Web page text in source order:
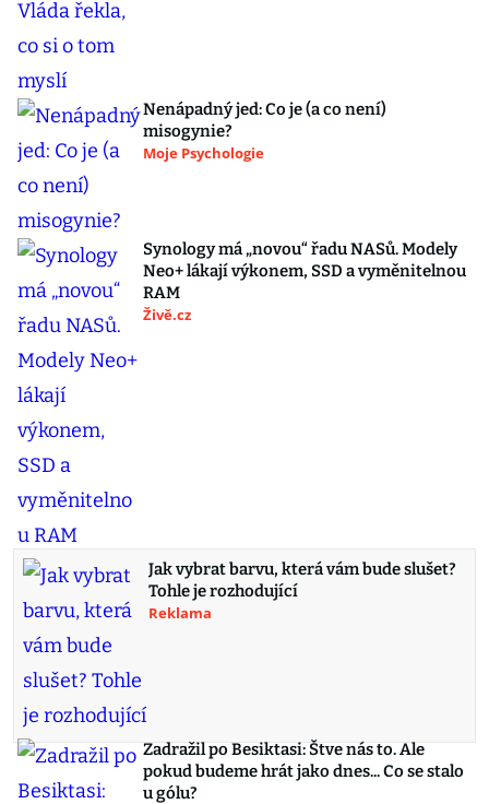
Nenápadný jed: Co je (a co není)
misogynie?
Moje Psychologie
Synology má „novou“ řadu NASů. Modely
Neo+ lákají výkonem, SSD a vyměnitelnou
RAM
Živě.cz
Jak vybrat barvu, která vám bude slušet?
Tohle je rozhodující
Reklama
Zadražil po Besiktasi: Štve nás to. Ale
pokud budeme hrát jako dnes... Co se stalo
u gólu?